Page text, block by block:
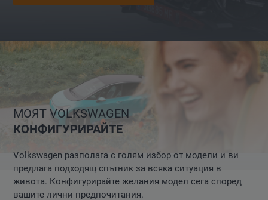
МОЯТ VOLKSWAGEN
КОНФИГУРИРАЙТЕ
Volkswagen разполага с голям избор от модели и ви
предлага подходящ спътник за всяка ситуация в
живота. Конфигурирайте желания модел сега според
вашите лични предпочитания.